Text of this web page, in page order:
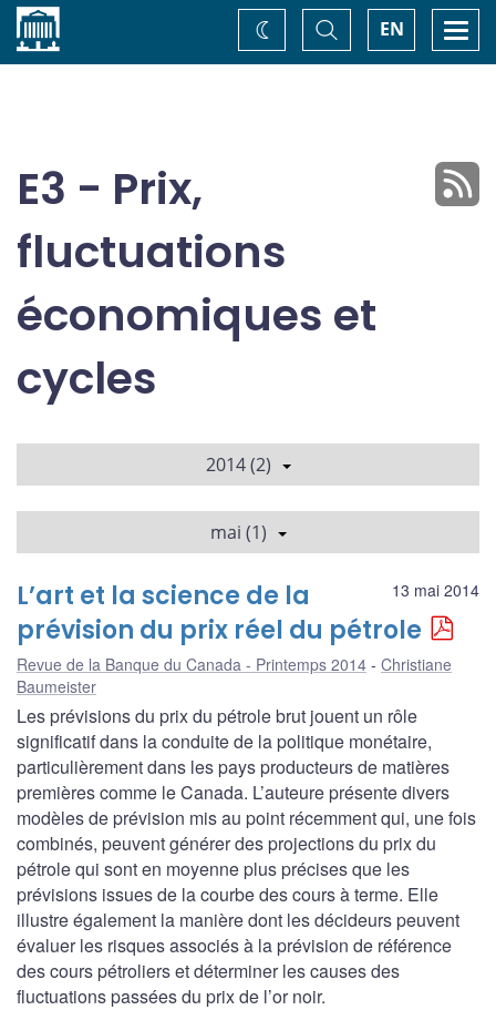
Accueil EN
Basculer
la
recherche
Changez
de
E3 - Prix,
fluctuations
économiques et
cycles
2014 (2)
mai (1)
13 mai 2014
L’art et la science de la
prévision du prix réel du pétrole
Revue de la Banque du Canada - Printemps 2014
Christiane
Baumeister
Les prévisions du prix du pétrole brut jouent un rôle
significatif dans la conduite de la politique monétaire,
particulièrement dans les pays producteurs de matières
premières comme le Canada. L’auteure présente divers
modèles de prévision mis au point récemment qui, une fois
combinés, peuvent générer des projections du prix du
pétrole qui sont en moyenne plus précises que les
prévisions issues de la courbe des cours à terme. Elle
illustre également la manière dont les décideurs peuvent
évaluer les risques associés à la prévision de référence
des cours pétroliers et déterminer les causes des
fluctuations passées du prix de l’or noir.